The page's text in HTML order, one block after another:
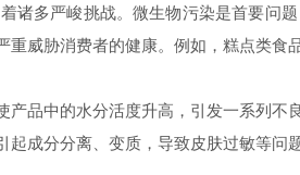
诸多严峻挑战。微生物污染是首要问
威胁消费者的健康。例如，糕点类
品中的水分活度升高，引发一系列
成分分离、变质，导致皮肤过敏等